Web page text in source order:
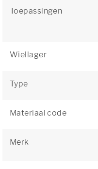
Toepassingen
Wiellager
Type
Materiaal code
Merk